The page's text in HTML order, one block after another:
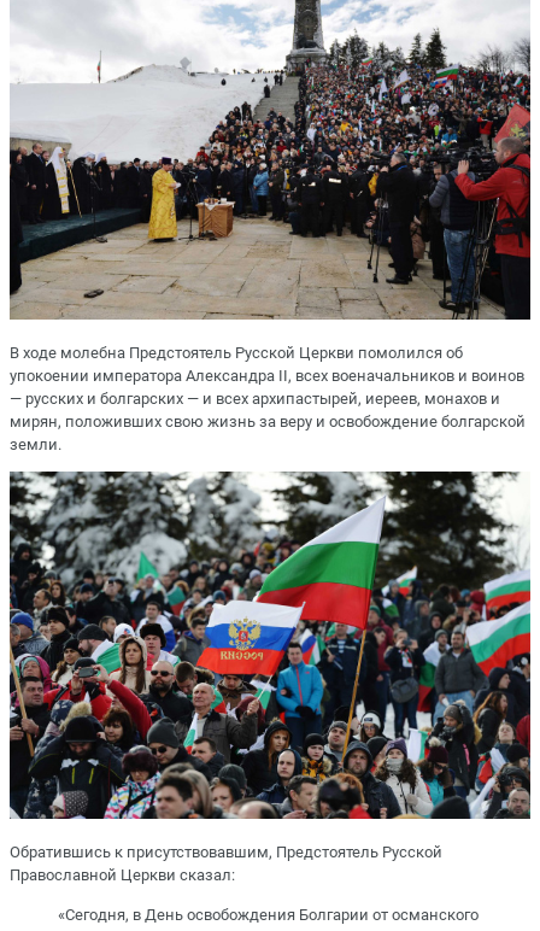
В ходе молебна Предстоятель Русской Церкви помолился об
упокоении императора Александра II, всех военачальников и воинов
— русских и болгарских — и всех архипастырей, иереев, монахов и
мирян, положивших свою жизнь за веру и освобождение болгарской
земли.
Обратившись к присутствовавшим, Предстоятель Русской
Православной Церкви сказал:
«Сегодня, в День освобождения Болгарии от османского